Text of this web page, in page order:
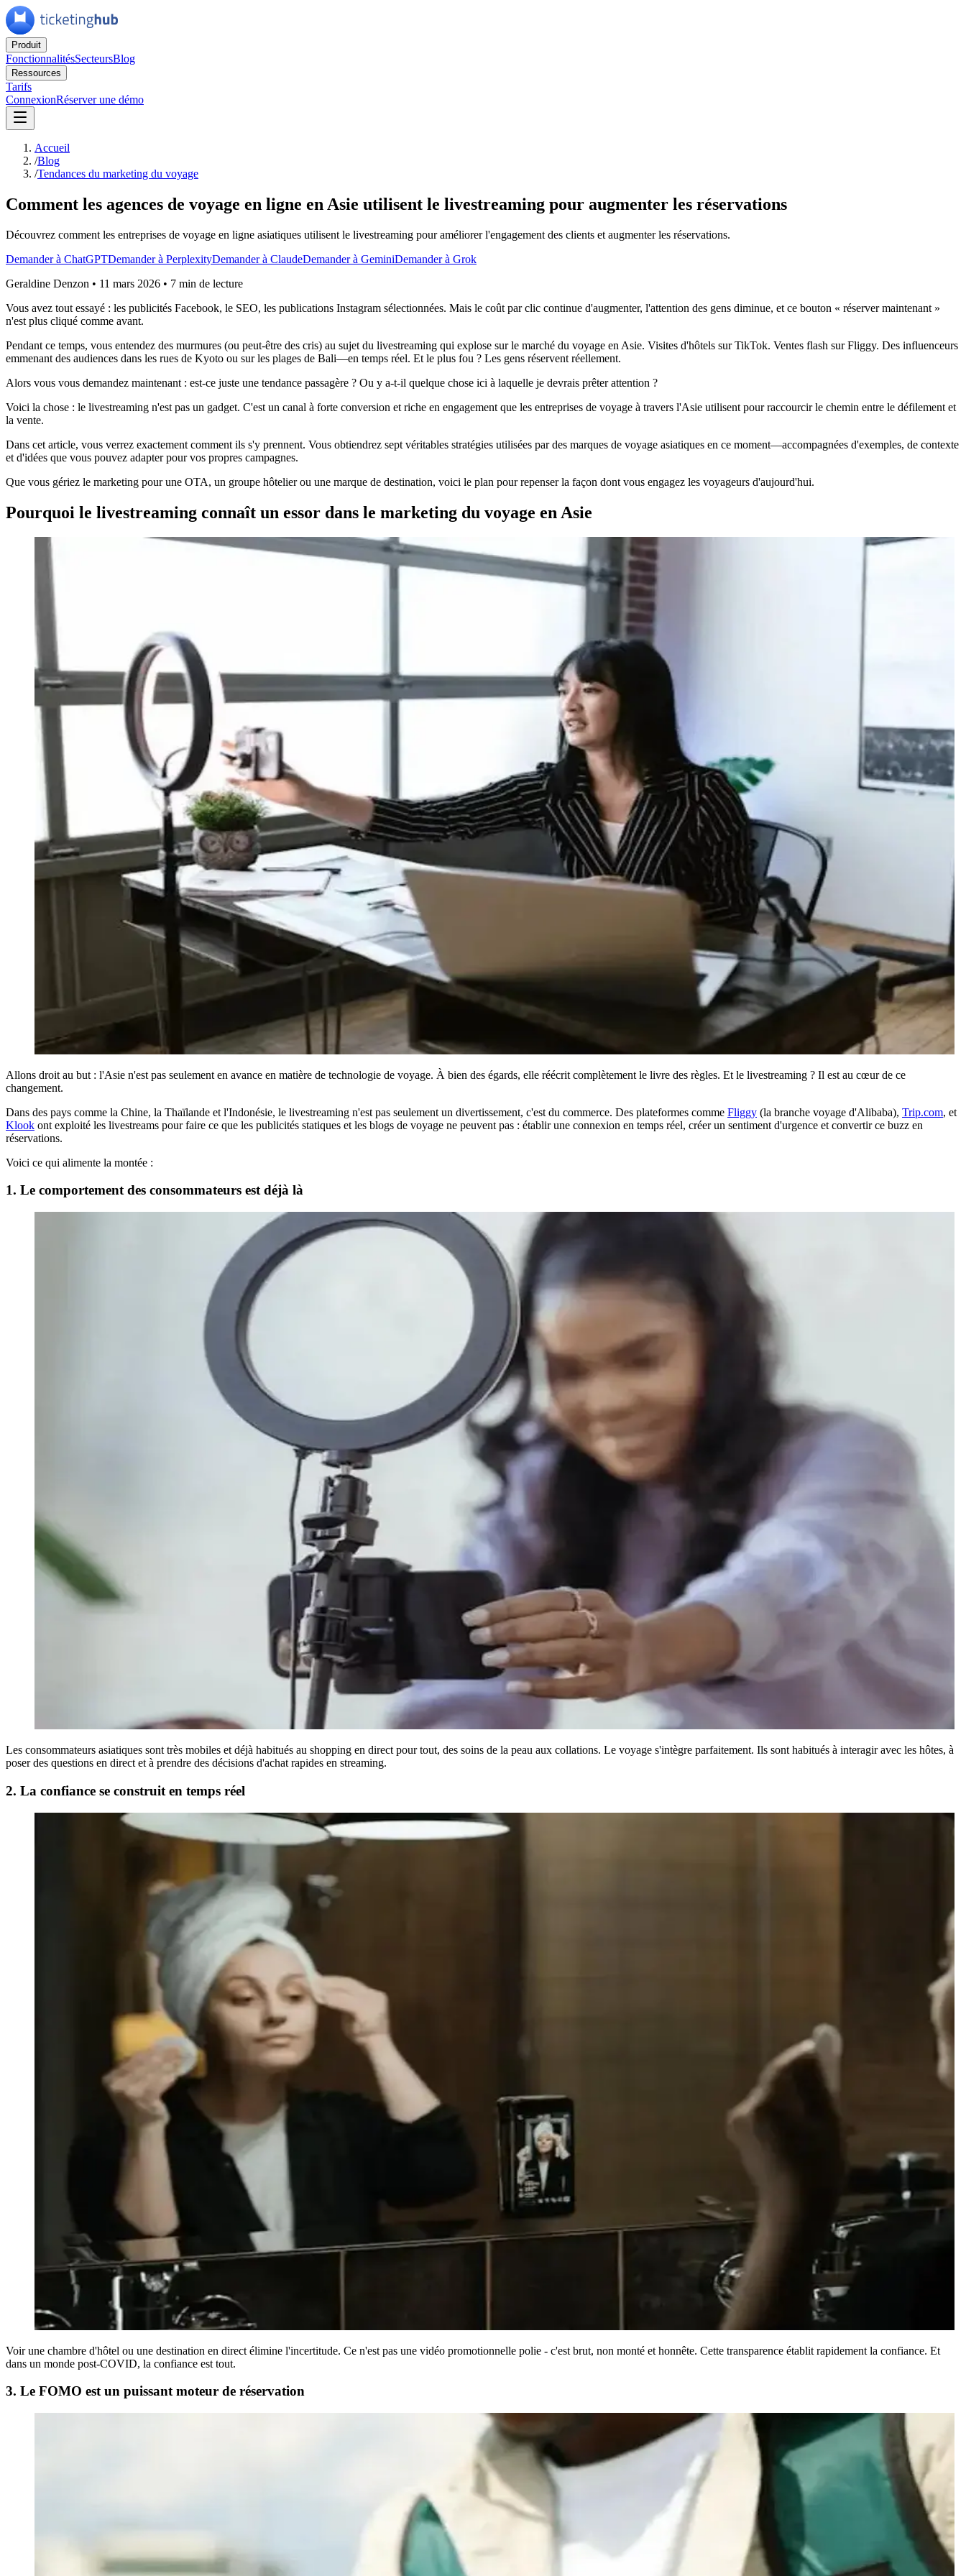
Produit
FonctionnalitésSecteursBlog
Ressources
Tarifs
ConnexionRéserver une démo
Accueil
/Blog
/Tendances du marketing du voyage
Comment les agences de voyage en ligne en Asie utilisent le livestreaming pour augmenter les réservations
Découvrez comment les entreprises de voyage en ligne asiatiques utilisent le livestreaming pour améliorer l'engagement des clients et augmenter les réservations.
Demander à ChatGPTDemander à PerplexityDemander à ClaudeDemander à GeminiDemander à Grok
Geraldine Denzon • 11 mars 2026 • 7 min de lecture
Vous avez tout essayé : les publicités Facebook, le SEO, les publications Instagram sélectionnées. Mais le coût par clic continue d'augmenter, l'attention des gens diminue, et ce bouton « réserver maintenant »
n'est plus cliqué comme avant.
Pendant ce temps, vous entendez des murmures (ou peut-être des cris) au sujet du livestreaming qui explose sur le marché du voyage en Asie. Visites d'hôtels sur TikTok. Ventes flash sur Fliggy. Des influenceurs
emmenant des audiences dans les rues de Kyoto ou sur les plages de Bali—en temps réel. Et le plus fou ? Les gens réservent réellement.
Alors vous vous demandez maintenant : est-ce juste une tendance passagère ? Ou y a-t-il quelque chose ici à laquelle je devrais prêter attention ?
Voici la chose : le livestreaming n'est pas un gadget. C'est un canal à forte conversion et riche en engagement que les entreprises de voyage à travers l'Asie utilisent pour raccourcir le chemin entre le défilement et
la vente.
Dans cet article, vous verrez exactement comment ils s'y prennent. Vous obtiendrez sept véritables stratégies utilisées par des marques de voyage asiatiques en ce moment—accompagnées d'exemples, de contexte
et d'idées que vous pouvez adapter pour vos propres campagnes.
Que vous gériez le marketing pour une OTA, un groupe hôtelier ou une marque de destination, voici le plan pour repenser la façon dont vous engagez les voyageurs d'aujourd'hui.
Pourquoi le livestreaming connaît un essor dans le marketing du voyage en Asie
Allons droit au but : l'Asie n'est pas seulement en avance en matière de technologie de voyage. À bien des égards, elle réécrit complètement le livre des règles. Et le livestreaming ? Il est au cœur de ce
changement.
Dans des pays comme la Chine, la Thaïlande et l'Indonésie, le livestreaming n'est pas seulement un divertissement, c'est du commerce. Des plateformes comme Fliggy (la branche voyage d'Alibaba), Trip.com, et
Klook ont exploité les livestreams pour faire ce que les publicités statiques et les blogs de voyage ne peuvent pas : établir une connexion en temps réel, créer un sentiment d'urgence et convertir ce buzz en
réservations.
Voici ce qui alimente la montée :
1. Le comportement des consommateurs est déjà là
Les consommateurs asiatiques sont très mobiles et déjà habitués au shopping en direct pour tout, des soins de la peau aux collations. Le voyage s'intègre parfaitement. Ils sont habitués à interagir avec les hôtes, à
poser des questions en direct et à prendre des décisions d'achat rapides en streaming.
2. La confiance se construit en temps réel
Voir une chambre d'hôtel ou une destination en direct élimine l'incertitude. Ce n'est pas une vidéo promotionnelle polie - c'est brut, non monté et honnête. Cette transparence établit rapidement la confiance. Et
dans un monde post-COVID, la confiance est tout.
3. Le FOMO est un puissant moteur de réservation